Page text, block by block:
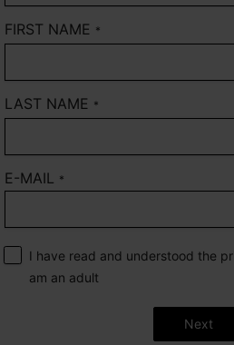
FIRST NAME *
LAST NAME *
E-MAIL *
I have read and understood the
am an adult
Next